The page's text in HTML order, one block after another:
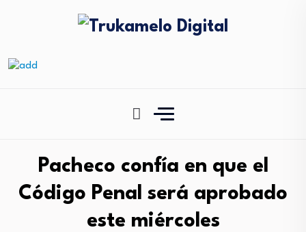
Pacheco confía en que el
Código Penal será aprobado
este miércoles